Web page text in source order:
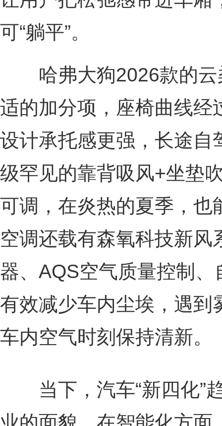
可“躺平”。
哈弗大狗2026款的云
适的加分项，座椅曲线经
设计承托感更强，长途自
级罕见的靠背吸风+坐垫
可调，在炎热的夏季，也
空调还载有森氧科技新风
器、AQS空气质量控制、
有效减少车内尘埃，遇到
车内空气时刻保持清新。
当下，汽车“新四化”